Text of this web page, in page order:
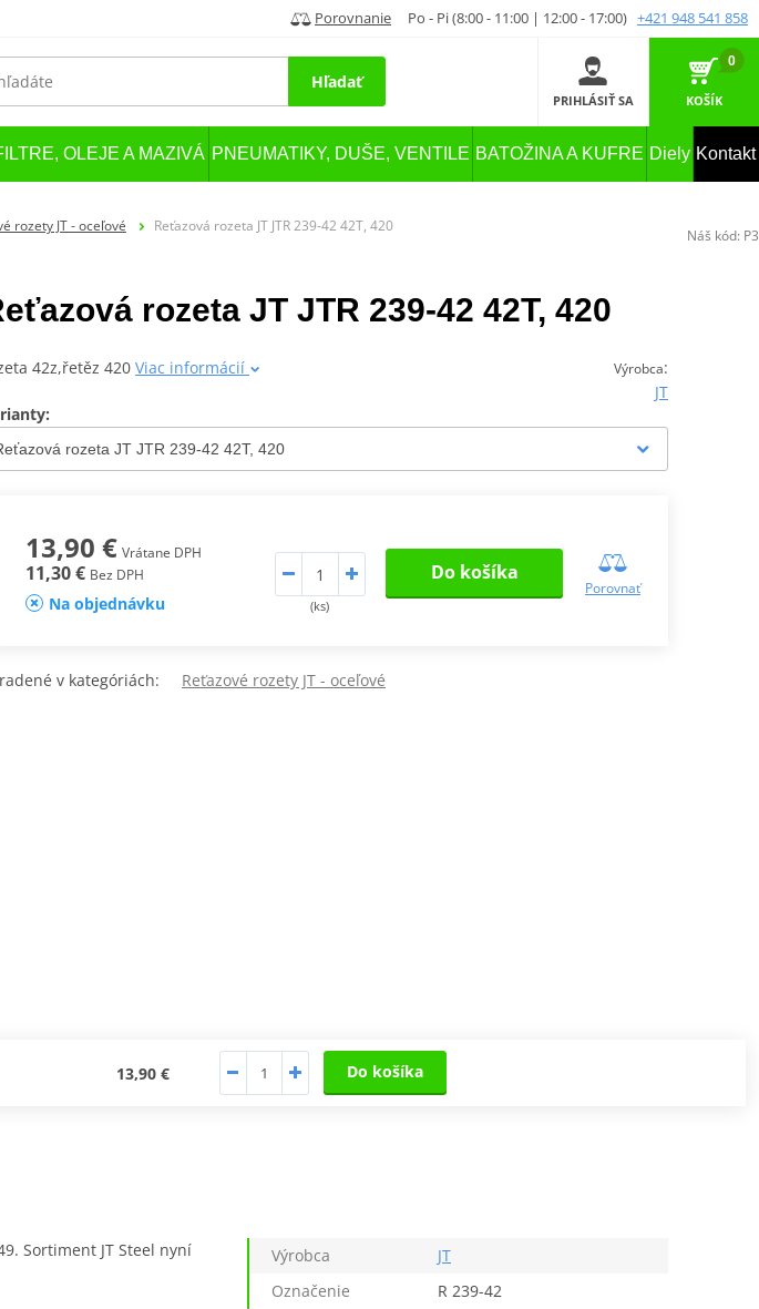
Porovnanie Po - Pi (8:00 - 11:00 | 12:00 - 17:00) +421 948 541 858
Hľadať
PRIHLÁSIŤ SA
0
KOŠÍK
OLEJE A MAZIVÁ PNEUMATIKY, DUŠE, VENTILE BATOŽINA A KUFRE Diely Kontakt
rozety JT - oceľové Reťazová rozeta JT JTR 239-42 42T, 420
rozeta JT JTR 239-42 42T, 420
Výrobca:
JT
42z,řetěz 420 Viac informácií
13,90 € Vrátane DPH
11,30 € Bez DPH
Na objednávku (ks)
Do košíka
Porovnať
v kategóriách: Reťazové rozety JT - oceľové
13,90 € Do košíka
Sortiment JT Steel nyní
Výrobca
JT
Označenie
R 239-42
Náš kód: P3